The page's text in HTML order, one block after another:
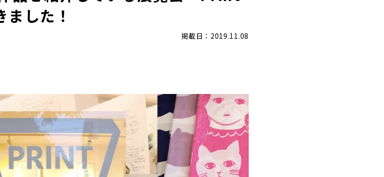
した！
掲載日：2019.11.08